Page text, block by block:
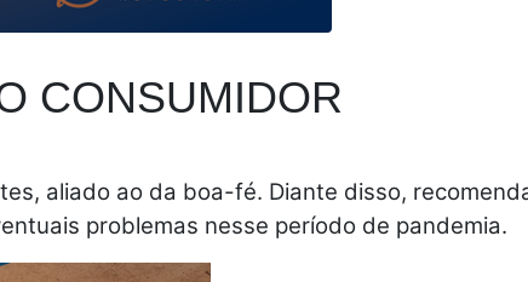
CONSUMIDOR
aliado ao da boa-fé. Diante disso,
problemas nesse período de pandemia.